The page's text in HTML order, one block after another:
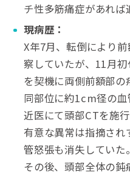
チ性多筋痛症があれば
現病歴：
X年7月、転倒により
察していたが、11月
を契機に両側前額部の
同部位に約1cm径の血
近医にて頭部CTを施
有意な異常は指摘さ
管怒張も消失していた。
その後、頭部全体の鈍